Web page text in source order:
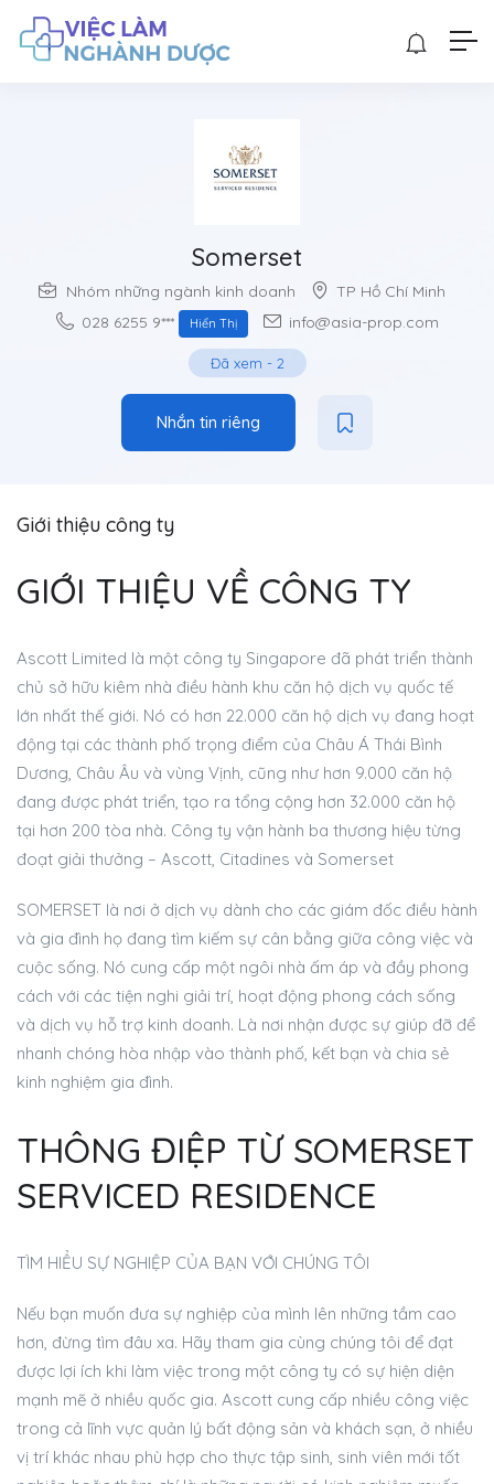
Somerset
Nhóm những ngành kinh doanh
TP Hồ Chí Minh
028 6255 9***
Hiển Thị info@asia-prop.com
Đã xem - 2
Nhắn tin riêng
Giới thiệu công ty
GIỚI THIỆU VỀ CÔNG TY
Ascott Limited là một công ty Singapore đã phát triển thành
chủ sở hữu kiêm nhà điều hành khu căn hộ dịch vụ quốc tế
lớn nhất thế giới. Nó có hơn 22.000 căn hộ dịch vụ đang hoạt
động tại các thành phố trọng điểm của Châu Á Thái Bình
Dương, Châu Âu và vùng Vịnh, cũng như hơn 9.000 căn hộ
đang được phát triển, tạo ra tổng cộng hơn 32.000 căn hộ
tại hơn 200 tòa nhà. Công ty vận hành ba thương hiệu từng
đoạt giải thưởng – Ascott, Citadines và Somerset
SOMERSET là nơi ở dịch vụ dành cho các giám đốc điều hành
và gia đình họ đang tìm kiếm sự cân bằng giữa công việc và
cuộc sống. Nó cung cấp một ngôi nhà ấm áp và đầy phong
cách với các tiện nghi giải trí, hoạt động phong cách sống
và dịch vụ hỗ trợ kinh doanh. Là nơi nhận được sự giúp đỡ để
nhanh chóng hòa nhập vào thành phố, kết bạn và chia sẻ
kinh nghiệm gia đình.
THÔNG ĐIỆP TỪ SOMERSET
SERVICED RESIDENCE
TÌM HIỂU SỰ NGHIỆP CỦA BẠN VỚI CHÚNG TÔI
Nếu bạn muốn đưa sự nghiệp của mình lên những tầm cao
hơn, đừng tìm đâu xa. Hãy tham gia cùng chúng tôi để đạt
được lợi ích khi làm việc trong một công ty có sự hiện diện
mạnh mẽ ở nhiều quốc gia. Ascott cung cấp nhiều công việc
trong cả lĩnh vực quản lý bất động sản và khách sạn, ở nhiều
vị trí khác nhau phù hợp cho thực tập sinh, sinh viên mới tốt